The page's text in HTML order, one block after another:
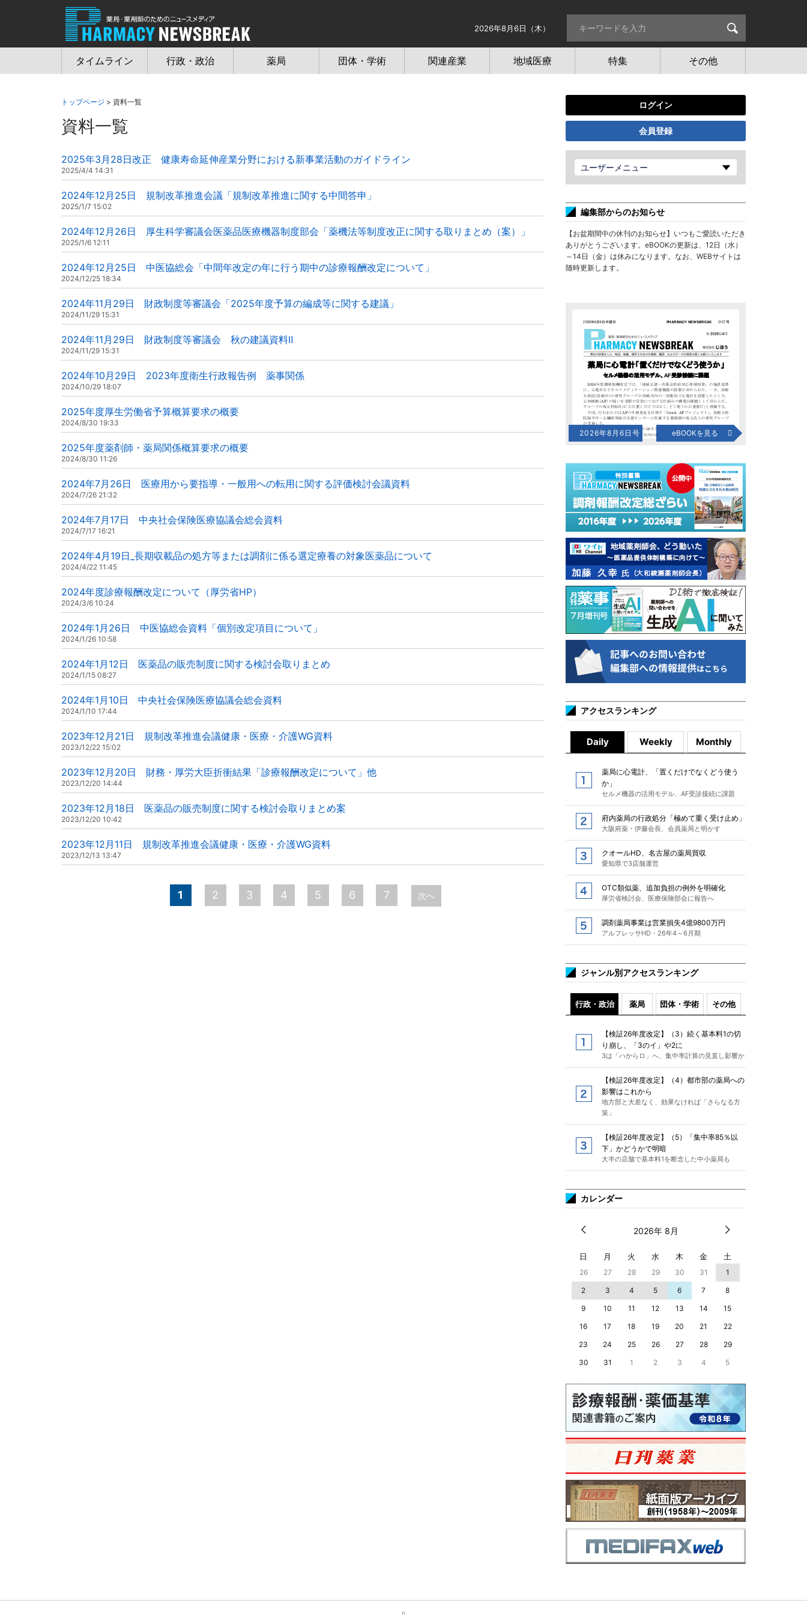
2026年8月6日（木）
タイムライン 行政・政治 薬局 団体・学術 関連産業 地域医療 特集 その他
トップページ > 資料一覧
資料一覧
2025年3月28日改正 健康寿命延伸産業分野における新事業活動のガイドライン
2025/4/4 14:31
2024年12月25日 規制改革推進会議「規制改革推進に関する中間答申」
2025/1/7 15:02
2024年12月26日 厚生科学審議会医薬品医療機器制度部会「薬機法等制度改正に関する取りまとめ（案）」
2025/1/6 12:11
2024年12月25日 中医協総会「中間年改定の年に行う期中の診療報酬改定について」
2024/12/25 18:34
2024年11月29日 財政制度等審議会「2025年度予算の編成等に関する建議」
2024/11/29 15:31
2024年11月29日 財政制度等審議会 秋の建議資料Ⅱ
2024/11/29 15:31
2024年10月29日 2023年度衛生行政報告例 薬事関係
2024/10/29 18:07
2025年度厚生労働省予算概算要求の概要
2024/8/30 19:33
2025年度薬剤師・薬局関係概算要求の概要
2024/8/30 11:26
2024年7月26日 医療用から要指導・一般用への転用に関する評価検討会議資料
2024/7/26 21:32
2024年7月17日 中央社会保険医療協議会総会資料
2024/7/17 16:21
2024年4月19日_長期収載品の処方等または調剤に係る選定療養の対象医薬品について
2024/4/22 11:45
2024年度診療報酬改定について（厚労省HP）
2024/3/6 10:24
2024年1月26日 中医協総会資料「個別改定項目について」
2024/1/26 10:58
2024年1月12日 医薬品の販売制度に関する検討会取りまとめ
2024/1/15 08:27
2024年1月10日 中央社会保険医療協議会総会資料
2024/1/10 17:44
2023年12月21日 規制改革推進会議健康・医療・介護WG資料
2023/12/22 15:02
2023年12月20日 財務・厚労大臣折衝結果「診療報酬改定について」他
2023/12/20 14:44
2023年12月18日 医薬品の販売制度に関する検討会取りまとめ案
2023/12/20 10:42
2023年12月11日 規制改革推進会議健康・医療・介護WG資料
2023/12/13 13:47
1 2 3 4 5 6 7 次へ
ログイン
会員登録
ユーザーメニュー
編集部からのお知らせ
【お盆期間中の休刊のお知らせ】いつもご愛読いただき
ありがとうございます。eBOOKの更新は、12日（水）
～14日（金）は休みになります。なお、WEBサイトは
随時更新します。
2026年8月6日号 eBOOKを見る
アクセスランキング
Daily Weekly Monthly
薬局に心電計、「置くだけでなくどう使う
か」
セルメ機器の活用モデル、AF受診接続に課題
府内薬局の行政処分「極めて重く受け止め」
大阪府薬・伊藤会長、会員薬局と明かす
クオールHD、名古屋の薬局買収
愛知県で3店舗運営
OTC類似薬、追加負担の例外を明確化
厚労省検討会、医療保険部会に報告へ
調剤薬局事業は営業損失4億9800万円
アルフレッサHD・26年4～6月期
ジャンル別アクセスランキング
行政・政治 薬局 団体・学術 その他
【検証26年度改定】（3）続く基本料1の切
り崩し、「3のイ」や2に
3は「ハからロ」へ、集中率計算の見直し影響か
【検証26年度改定】（4）都市部の薬局への
影響はこれから
地方部と大差なく、効果なければ「さらなる方
策」
【検証26年度改定】（5）「集中率85％以
下」かどうかで明暗
大半の店舗で基本料1を断念した中小薬局も
カレンダー
2026年 8月
日 月 火 水 木 金 土
26 27 28 29 30 31
1
2
3 4 5 6 7
8
9
10 11 12 13 14
15
16
17 18 19 20 21
22
23
24 25 26 27 28
29
30
31 1 2 3 4 5